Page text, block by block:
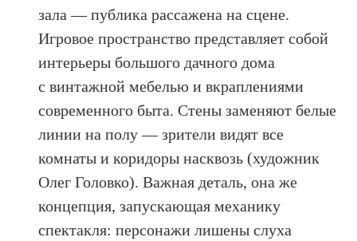
зала — публика рассажена на сцене.
Игровое пространство представляет собой
интерьеры большого дачного дома
с винтажной мебелью и вкраплениями
современного быта. Стены заменяют белые
линии на полу — зрители видят все
комнаты и коридоры насквозь (художник
Олег Головко). Важная деталь, она же
концепция, запускающая механику
спектакля: персонажи лишены слуха